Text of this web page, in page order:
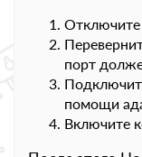
Отключите
порт
помощи
Включите